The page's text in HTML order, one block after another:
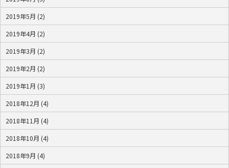
2019年5月 (2)
2019年4月 (2)
2019年3月 (2)
2019年2月 (2)
2019年1月 (3)
2018年12月 (4)
2018年11月 (4)
2018年10月 (4)
2018年9月 (4)